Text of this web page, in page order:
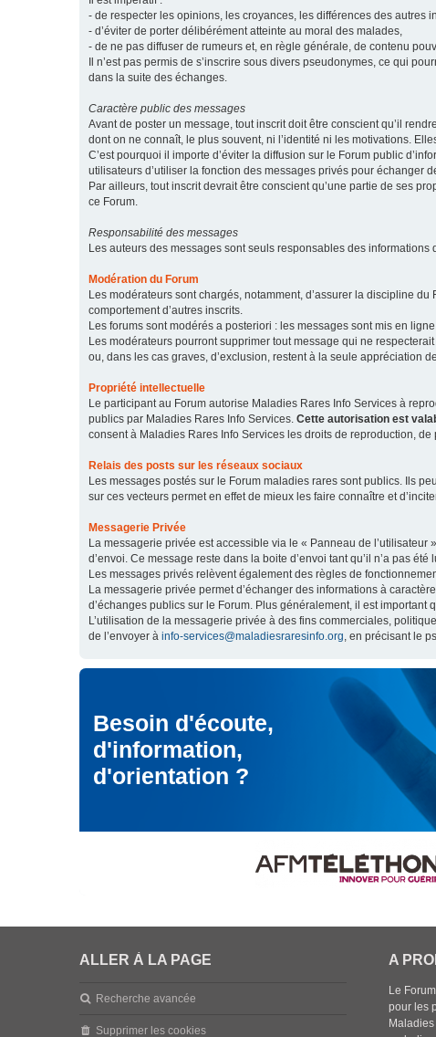
- de respecter les opinions, les croyances, les différences des autres
- d’éviter de porter délibérément atteinte au moral des malades,
- de ne pas diffuser de rumeurs et, en règle générale, de contenu
Il n’est pas permis de s’inscrire sous divers pseudonymes, ce qui
dans la suite des échanges.
Caractère public des messages
Avant de poster un message, tout inscrit doit être conscient qu’il
dont on ne connaît, le plus souvent, ni l’identité ni les motivations.
C’est pourquoi il importe d’éviter la diffusion sur le Forum public
utilisateurs d’utiliser la fonction des messages privés pour échanger
Par ailleurs, tout inscrit devrait être conscient qu’une partie de ses
ce Forum.
Responsabilité des messages
Les auteurs des messages sont seuls responsables des informations
Modération du Forum
Les modérateurs sont chargés, notamment, d’assurer la discipline
comportement d’autres inscrits.
Les forums sont modérés a posteriori : les messages sont mis en
Les modérateurs pourront supprimer tout message qui ne
ou, dans les cas graves, d’exclusion, restent à la seule appréciation
Propriété intellectuelle
Le participant au Forum autorise Maladies Rares Info Services à
publics par Maladies Rares Info Services. Cette autorisation est
consent à Maladies Rares Info Services les droits de reproduction,
Relais des posts sur les réseaux sociaux
Les messages postés sur le Forum maladies rares sont publics. Ils
sur ces vecteurs permet en effet de mieux les faire connaître et
Messagerie Privée
La messagerie privée est accessible via le « Panneau de
d’envoi. Ce message reste dans la boite d’envoi tant qu’il n’a pas
Les messages privés relèvent également des règles de
La messagerie privée permet d’échanger des informations à
d’échanges publics sur le Forum. Plus généralement, il est
L’utilisation de la messagerie privée à des fins commerciales,
de l’envoyer à info-services@maladiesraresinfo.org, en précisant le
Besoin d'écoute,
d'information,
d'orientation ?
ALLER À LA PAGE
Recherche avancée
Supprimer les cookies
A
Le
pour les